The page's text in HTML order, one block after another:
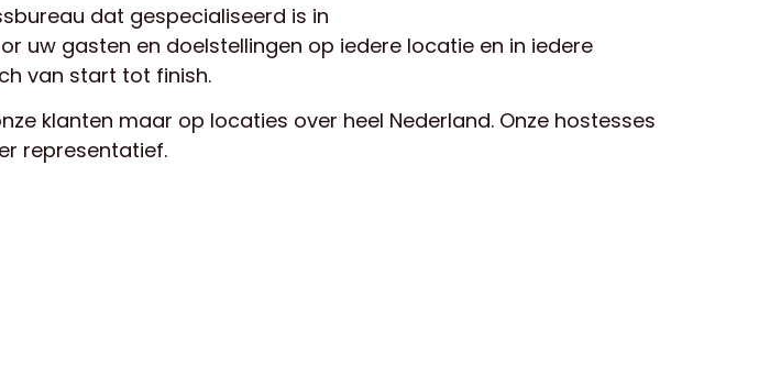
dat gespecialiseerd is in
uw gasten en doelstellingen op iedere locatie en in iedere
van start tot finish.
klanten maar op locaties over heel Nederland. Onze hostesses
representatief.